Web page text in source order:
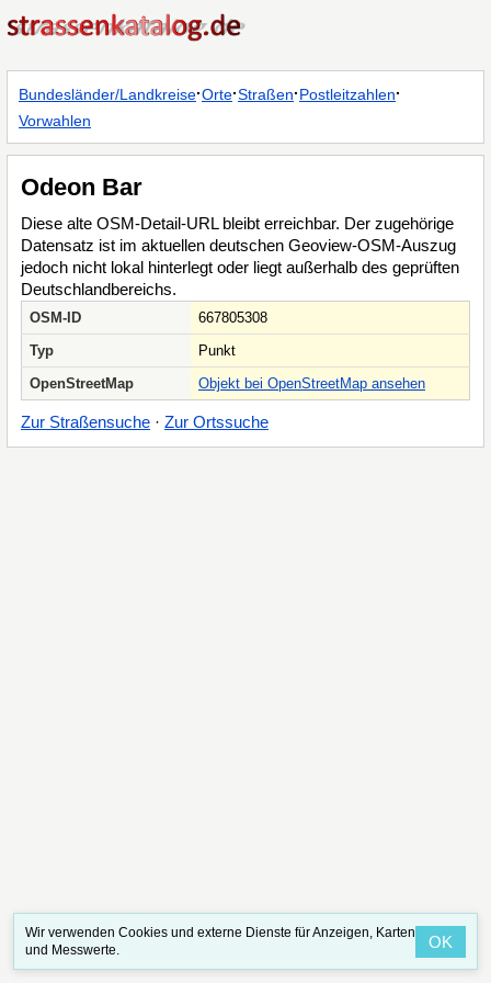
Bundesländer/Landkreise·Orte·Straßen·Postleitzahlen·
Vorwahlen
Odeon Bar
Diese alte OSM-Detail-URL bleibt erreichbar. Der zugehörige
Datensatz ist im aktuellen deutschen Geoview-OSM-Auszug
jedoch nicht lokal hinterlegt oder liegt außerhalb des geprüften
Deutschlandbereichs.
OSM-ID
667805308
Typ
Punkt
OpenStreetMap
Objekt bei OpenStreetMap ansehen
Zur Straßensuche · Zur Ortssuche
Wir verwenden Cookies und externe Dienste für Anzeigen, Karten
und Messwerte.
OK